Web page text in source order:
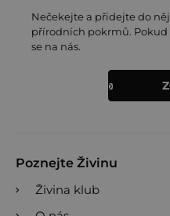
Nečekejte a přidejte do
přírodních pokrmů.
se na nás.
Poznejte Živinu
Živina klub